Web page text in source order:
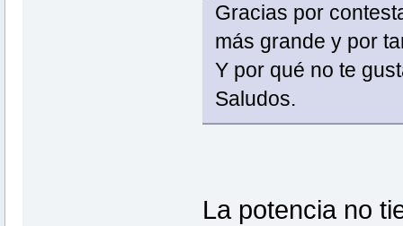
Gracias por
más grande y por
Y por qué no te
Saludos.
La potencia no